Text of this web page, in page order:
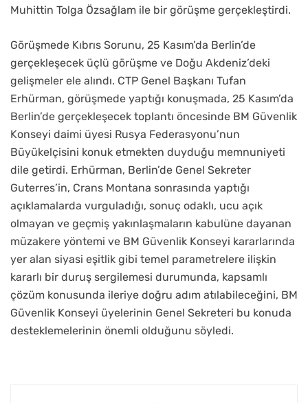
Muhittin Tolga Özsağlam ile bir görüşme gerçekleştirdi.
Görüşmede Kıbrıs Sorunu, 25 Kasım’da Berlin’de
gerçekleşecek üçlü görüşme ve Doğu Akdeniz’deki
gelişmeler ele alındı. CTP Genel Başkanı Tufan
Erhürman, görüşmede yaptığı konuşmada, 25 Kasım’da
Berlin’de gerçekleşecek toplantı öncesinde BM Güvenlik
Konseyi daimi üyesi Rusya Federasyonu’nun
Büyükelçisini konuk etmekten duyduğu memnuniyeti
dile getirdi. Erhürman, Berlin’de Genel Sekreter
Guterres’in, Crans Montana sonrasında yaptığı
açıklamalarda vurguladığı, sonuç odaklı, ucu açık
olmayan ve geçmiş yakınlaşmaların kabulüne dayanan
müzakere yöntemi ve BM Güvenlik Konseyi kararlarında
yer alan siyasi eşitlik gibi temel parametrelere ilişkin
kararlı bir duruş sergilemesi durumunda, kapsamlı
çözüm konusunda ileriye doğru adım atılabileceğini, BM
Güvenlik Konseyi üyelerinin Genel Sekreteri bu konuda
desteklemelerinin önemli olduğunu söyledi.